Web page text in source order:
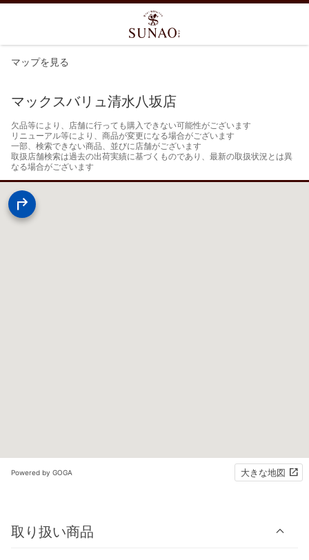
マップを見る
マックスバリュ清水八坂店
欠品等により、店舗に行っても購入できない可能性がございます
リニューアル等により、商品が変更になる場合がございます
一部、検索できない商品、並びに店舗がございます
取扱店舗検索は過去の出荷実績に基づくものであり、最新の取扱状況とは異
なる場合がございます
Powered by GOGA 大きな地図
取り扱い商品